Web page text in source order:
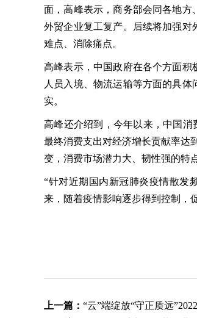
面，高峰表示，商务部会同各地方
外贸企业复工复产。后续将加强
难点、消除痛点。
高峰表示，中国政府在各个方面积
人员入境、物流运输等方面的具
实。
高峰还介绍到，今年以来，中国消
最终消费支出对经济增长贡献率达
变，消费市场潜力大、韧性强的特
“针对近期国内新冠肺炎疫情散发
来，随着疫情影响逐步得到控制，
上一篇： “云”端绽放“守正质远